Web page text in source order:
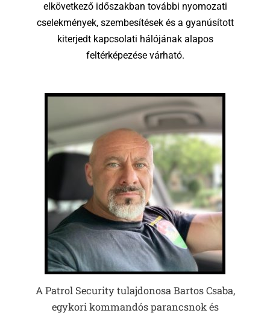
elkövetkező időszakban további nyomozati
cselekmények, szembesítések és a gyanúsított
kiterjedt kapcsolati hálójának alapos
feltérképezése várható.
A Patrol Security tulajdonosa Bartos Csaba,
egykori kommandós parancsnok és